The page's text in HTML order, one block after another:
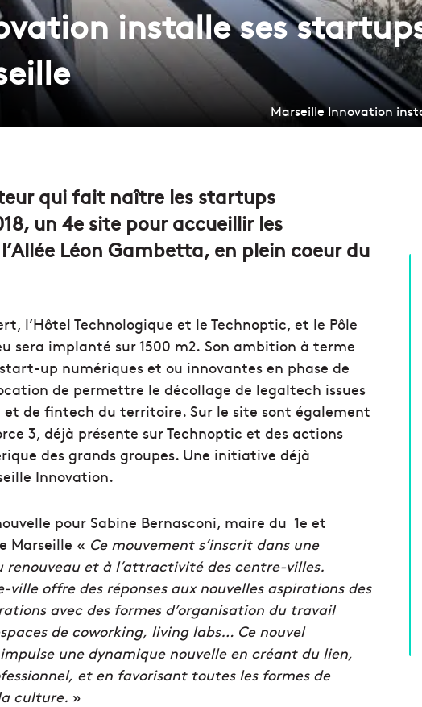
installe ses
Marseille Innovation
qui fait naître les startups
un 4e site pour accueillir les
Léon Gambetta, en plein coeur du
l’Hôtel Technologique et le Technoptic, et le Pôle
sera implanté sur 1500 m2. Son ambition à terme
up numériques et ou innovantes en phase de
de permettre le décollage de legaltech issues
de fintech du territoire. Sur le site sont également
3, déjà présente sur Technoptic et des actions
des grands groupes. Une initiative déjà
Innovation.
pour Sabine Bernasconi, maire du 1e et
Marseille « Ce mouvement s’inscrit dans une
renouveau et à l’attractivité des centre-villes.
ville offre des réponses aux nouvelles aspirations des
avec des formes d’organisation du travail
de coworking, living labs… Ce nouvel
une dynamique nouvelle en créant du lien,
et en favorisant toutes les formes de
culture. »